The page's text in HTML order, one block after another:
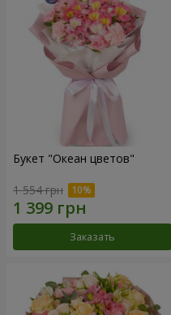
Букет "Океан цветов"
1 554 грн
Заказать